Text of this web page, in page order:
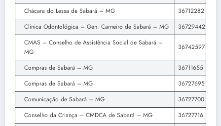
Chácara do Lessa de Sabará – MG
36712282
Clinica Odontológica – Gen. Carneiro de Sabará – MG
36729442
CMAS – Conselho de Assistência Social de Sabará –
MG
36742597
Compras de Sabará – MG
36711655
Compras de Sabará – MG
36727695
Comunicação de Sabará – MG
36727700
Conselho da Criança – CMDCA de Sabará – MG
36727716